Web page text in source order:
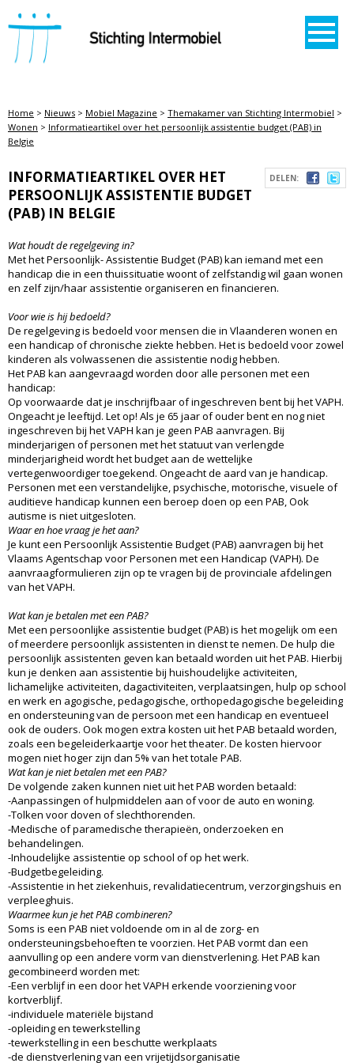
STICHTING INTERMOBIEL
Home > Nieuws > Mobiel Magazine > Themakamer van Stichting Intermobiel >
Wonen > Informatieartikel over het persoonlijk assistentie budget (PAB) in
Belgie
DELEN:
INFORMATIEARTIKEL OVER HET
PERSOONLIJK ASSISTENTIE BUDGET
(PAB) IN BELGIE
Wat houdt de regelgeving in?
Met het Persoonlijk- Assistentie Budget (PAB) kan iemand met een
handicap die in een thuissituatie woont of zelfstandig wil gaan wonen
en zelf zijn/haar assistentie organiseren en financieren.
Voor wie is hij bedoeld?
De regelgeving is bedoeld voor mensen die in Vlaanderen wonen en
een handicap of chronische ziekte hebben. Het is bedoeld voor zowel
kinderen als volwassenen die assistentie nodig hebben.
Het PAB kan aangevraagd worden door alle personen met een
handicap:
Op voorwaarde dat je inschrijfbaar of ingeschreven bent bij het VAPH.
Ongeacht je leeftijd. Let op! Als je 65 jaar of ouder bent en nog niet
ingeschreven bij het VAPH kan je geen PAB aanvragen. Bij
minderjarigen of personen met het statuut van verlengde
minderjarigheid wordt het budget aan de wettelijke
vertegenwoordiger toegekend. Ongeacht de aard van je handicap.
Personen met een verstandelijke, psychische, motorische, visuele of
auditieve handicap kunnen een beroep doen op een PAB, Ook
autisme is niet uitgesloten.
Waar en hoe vraag je het aan?
Je kunt een Persoonlijk Assistentie Budget (PAB) aanvragen bij het
Vlaams Agentschap voor Personen met een Handicap (VAPH). De
aanvraagformulieren zijn op te vragen bij de provinciale afdelingen
van het VAPH.
Wat kan je betalen met een PAB?
Met een persoonlijke assistentie budget (PAB) is het mogelijk om een
of meerdere persoonlijk assistenten in dienst te nemen. De hulp die
persoonlijk assistenten geven kan betaald worden uit het PAB. Hierbij
kun je denken aan assistentie bij huishoudelijke activiteiten,
lichamelijke activiteiten, dagactiviteiten, verplaatsingen, hulp op school
en werk en agogische, pedagogische, orthopedagogische begeleiding
en ondersteuning van de persoon met een handicap en eventueel
ook de ouders. Ook mogen extra kosten uit het PAB betaald worden,
zoals een begeleiderkaartje voor het theater. De kosten hiervoor
mogen niet hoger zijn dan 5% van het totale PAB.
Wat kan je niet betalen met een PAB?
De volgende zaken kunnen niet uit het PAB worden betaald:
-Aanpassingen of hulpmiddelen aan of voor de auto en woning.
-Tolken voor doven of slechthorenden.
-Medische of paramedische therapieën, onderzoeken en
behandelingen.
-Inhoudelijke assistentie op school of op het werk.
-Budgetbegeleiding.
-Assistentie in het ziekenhuis, revalidatiecentrum, verzorgingshuis en
verpleeghuis.
Waarmee kun je het PAB combineren?
Soms is een PAB niet voldoende om in al de zorg- en
ondersteuningsbehoeften te voorzien. Het PAB vormt dan een
aanvulling op een andere vorm van dienstverlening. Het PAB kan
gecombineerd worden met:
-Een verblijf in een door het VAPH erkende voorziening voor
kortverblijf.
-individuele materiële bijstand
-opleiding en tewerkstelling
-tewerkstelling in een beschutte werkplaats
-de dienstverlening van een vrijetijdsorganisatie